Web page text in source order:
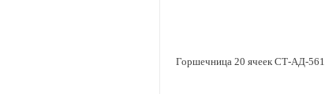
Горшечница 20 ячеек СТ-АД-561